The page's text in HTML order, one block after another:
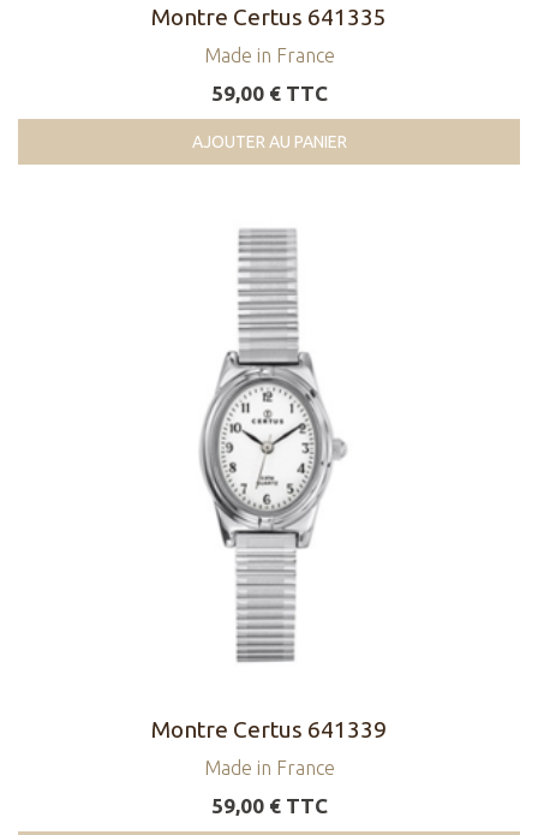
Montre Certus 641335
Made in France
59,00 € TTC
AJOUTER AU PANIER
Montre Certus 641339
Made in France
59,00 € TTC